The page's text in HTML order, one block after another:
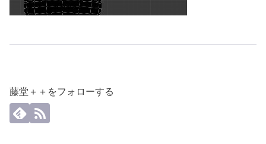
藤堂＋＋をフォローする